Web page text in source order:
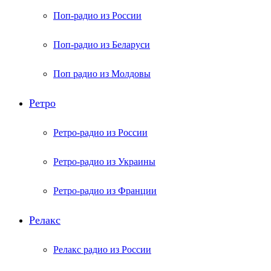
Поп-радио из России
Поп-радио из Беларуси
Поп радио из Молдовы
Ретро
Ретро-радио из России
Ретро-радио из Украины
Ретро-радио из Франции
Релакс
Релакс радио из России